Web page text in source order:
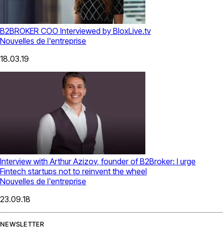
B2BROKER COO Interviewed by BloxLive.tv
Nouvelles de l'entreprise
18.03.19
Interview with Arthur Azizov, founder of B2Broker: I urge
Finteсh startups not to reinvent the wheel
Nouvelles de l'entreprise
23.09.18
NEWSLETTER